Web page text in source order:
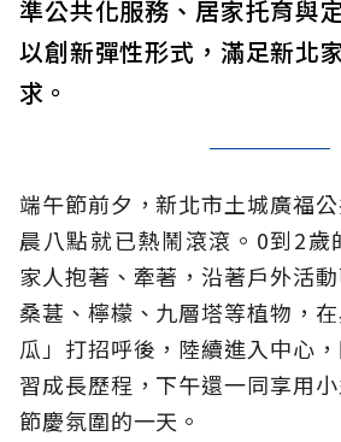
準公共化服務、居家托育與
以創新彈性形式，滿足新北
求。
端午節前夕，新北市土城廣福
晨八點就已熱鬧滾滾。0到2歲
家人抱著、牽著，沿著戶外活
桑葚、檸檬、九層塔等植物，
瓜」打招呼後，陸續進入中心
習成長歷程，下午還一同享用
節慶氛圍的一天。